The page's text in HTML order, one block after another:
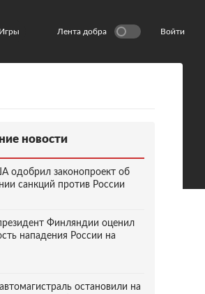
Игры Лента добра Войти
новости
одобрил законопроект об
санкций против России
Финляндии оценил
нападения России на
остановили на